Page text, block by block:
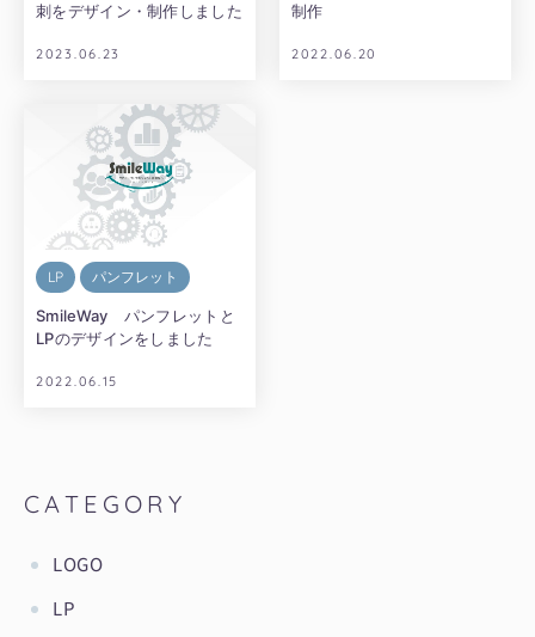
刺をデザイン・制作しました
2023.06.23
制作
2022.06.20
LP パンフレット
SmileWay パンフレットと
LPのデザインをしました
2022.06.15
CATEGORY
LOGO
LP